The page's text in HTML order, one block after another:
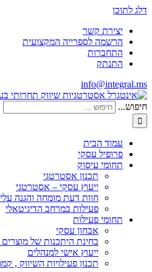
דלג לתוכן
יצירת קשר
הרשמה לספרייה המקצועית
התחברות
התנתק
info@integral.ms
חיפוש...
עמוד הבית
פרופיל עסקי
תחומי עיסוק
תכנון אסטרטגי
ייעוץ עסקי – אסטרטגי
חוות דעת מומחה והגנה
פעילות במרחב הדיגיטאלי
תחומי פעילות
אבחון עסקי
בחינת היתכנות של מוצרים
ייעוץ אישי למנהלים
תכנון פעילויות השיווק ,